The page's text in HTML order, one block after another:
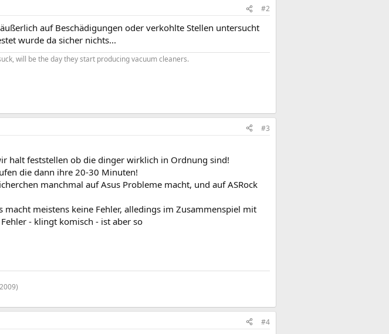
#2
auf Beschädigungen oder verkohlte Stellen untersucht
wurde da sicher nichts...
will be the day they start producing vacuum cleaners.
#3
halt feststellen ob die dinger wirklich in Ordnung sind!
die dann ihre 20-30 Minuten!
manchmal auf Asus Probleme macht, und auf ASRock
macht meistens keine Fehler, alledings im Zusammenspiel mit
- klingt komisch - ist aber so
#4